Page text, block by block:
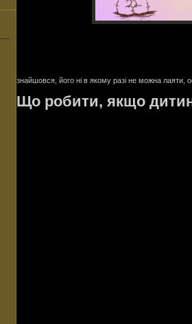
знайшовся, його ні в якому разі не можна лаяти,
Що робити, якщо